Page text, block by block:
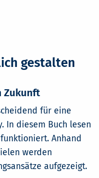
gestalten
Zukunft
für eine
In diesem Buch lesen
Anhand
werden
aufgezeigt.